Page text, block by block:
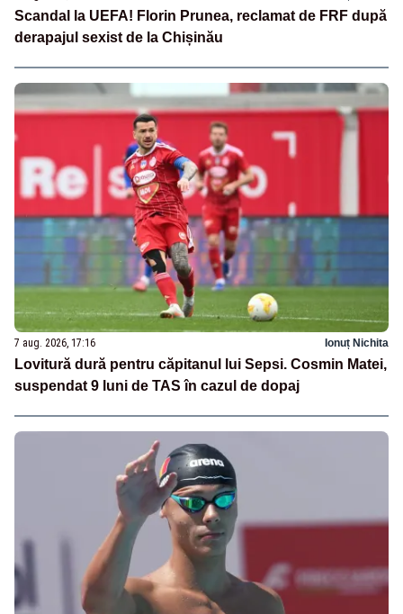
Scandal la UEFA! Florin Prunea, reclamat de FRF după
derapajul sexist de la Chișinău
7 aug. 2026, 17:16 Ionuț Nichita
Lovitură dură pentru căpitanul lui Sepsi. Cosmin Matei,
suspendat 9 luni de TAS în cazul de dopaj